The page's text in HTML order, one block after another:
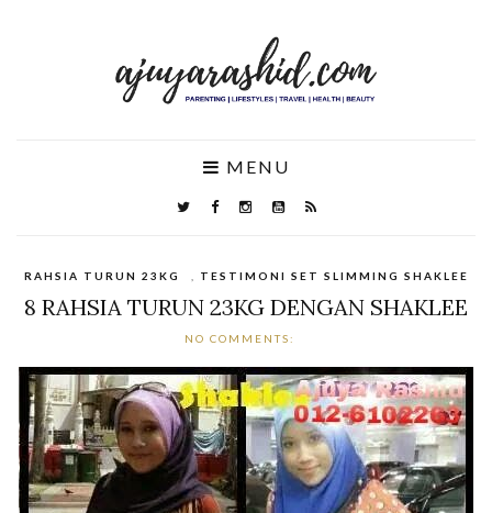
MENU
RAHSIA TURUN 23KG TESTIMONI SET SLIMMING SHAKLEE
8 RAHSIA TURUN 23KG DENGAN SHAKLEE
NO COMMENTS: